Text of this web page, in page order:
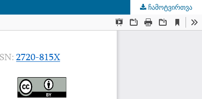
ჩამოტვირთვა